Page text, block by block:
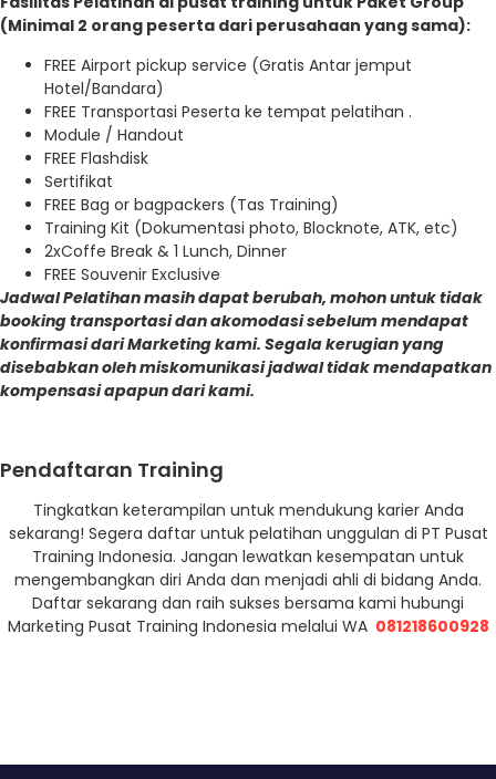
(Minimal 2 orang peserta dari perusahaan yang sama):
FREE Airport pickup service (Gratis Antar jemput
Hotel/Bandara)
FREE Transportasi Peserta ke tempat pelatihan .
Module / Handout
FREE Flashdisk
Sertifikat
FREE Bag or bagpackers (Tas Training)
Training Kit (Dokumentasi photo, Blocknote, ATK, etc)
2xCoffe Break & 1 Lunch, Dinner
FREE Souvenir Exclusive
Jadwal Pelatihan masih dapat berubah, mohon untuk tidak
booking transportasi dan akomodasi sebelum mendapat
konfirmasi dari Marketing kami. Segala kerugian yang
disebabkan oleh miskomunikasi jadwal tidak mendapatkan
kompensasi apapun dari kami.
Pendaftaran Training
Tingkatkan keterampilan untuk mendukung karier Anda
sekarang! Segera daftar untuk pelatihan unggulan di PT Pusat
Training Indonesia. Jangan lewatkan kesempatan untuk
mengembangkan diri Anda dan menjadi ahli di bidang Anda.
Daftar sekarang dan raih sukses bersama kami hubungi
Marketing Pusat Training Indonesia melalui WA 081218600928